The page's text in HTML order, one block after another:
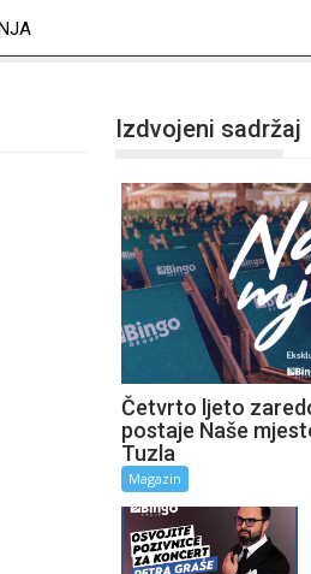
Izdvojeni sadržaj
Četvrto ljeto
postaje Naše
Tuzla
Magazin